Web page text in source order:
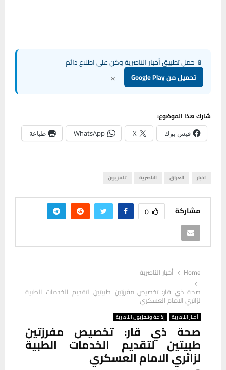
📱 حمل تطبيق أخبار الناصرية وكن على اطلاع دائم
تحميل من Google Play ×
شارك هذا الموضوع:
فيس بوك X
WhatsApp طباعة
اخبار العراق الناصرية تلفزيون
مشاركة 0
Home
أخبار الناصرية
صحة ذي قار: تخصيص مفرزتين طبيتين لتقديم الخدمات الطبية
لزائري الامام العسكري
أخبار الناصرية إذاعة وتلفزيون الناصرية
صحة ذي قار: تخصيص مفرزتين
طبيتين لتقديم الخدمات الطبية
لزائري الامام العسكري